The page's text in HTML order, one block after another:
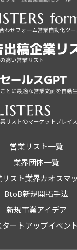
営業リスト一覧
業界団体一覧
リスト業界カオスマ
BtoB新規開拓手法
新規事業アイデア
タートアップイベント